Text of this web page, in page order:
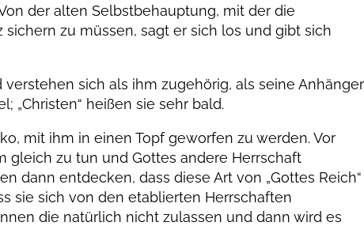
der alten Selbstbehauptung, mit der die
zu müssen, sagt er sich los und gibt sich
sich als ihm zugehörig, als seine
„Christen“ heißen sie sehr bald.
mit ihm in einen Topf geworfen zu werden. Vor
gleich zu tun und Gottes andere Herrschaft
dann entdecken, dass diese Art von „Gottes Reich“
sie sich von den etablierten Herrschaften
die natürlich nicht zulassen und dann wird es